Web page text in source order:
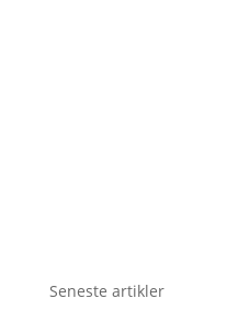
Seneste artikler